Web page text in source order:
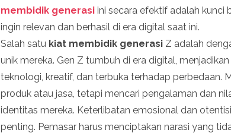
membidik generasi ini secara efektif adalah kunci
ingin relevan dan berhasil di era digital saat ini.
Salah satu kiat membidik generasi Z adalah
unik mereka. Gen Z tumbuh di era digital,
teknologi, kreatif, dan terbuka terhadap perbedaan.
produk atau jasa, tetapi mencari pengalaman dan
identitas mereka. Keterlibatan emosional dan
penting. Pemasar harus menciptakan narasi yang